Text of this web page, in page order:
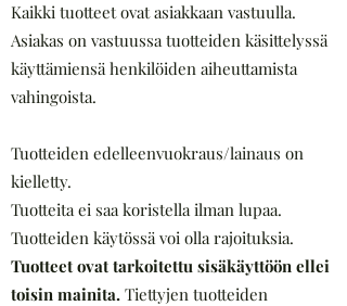
Kaikki tuotteet ovat asiakkaan vastuulla.
Asiakas on vastuussa tuotteiden käsittelyssä
käyttämiensä henkilöiden aiheuttamista
vahingoista.
Tuotteiden edelleenvuokraus/lainaus on
kielletty.
Tuotteita ei saa koristella ilman lupaa.
Tuotteiden käytössä voi olla rajoituksia.
Tuotteet ovat tarkoitettu sisäkäyttöön ellei
toisin mainita. Tiettyjen tuotteiden